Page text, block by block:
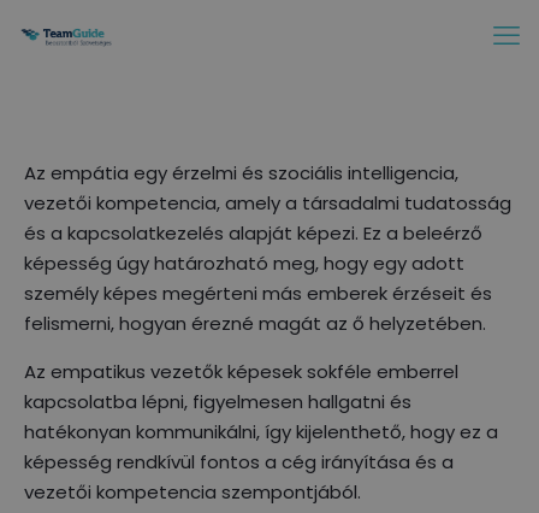
Az empátia egy érzelmi és szociális intelligencia,
vezetői kompetencia, amely a társadalmi tudatosság
és a kapcsolatkezelés alapját képezi. Ez a beleérző
képesség úgy határozható meg, hogy egy adott
személy képes megérteni más emberek érzéseit és
felismerni, hogyan érezné magát az ő helyzetében.
Az empatikus vezetők képesek sokféle emberrel
kapcsolatba lépni, figyelmesen hallgatni és
hatékonyan kommunikálni, így kijelenthető, hogy ez a
képesség rendkívül fontos a cég irányítása és a
vezetői kompetencia szempontjából.